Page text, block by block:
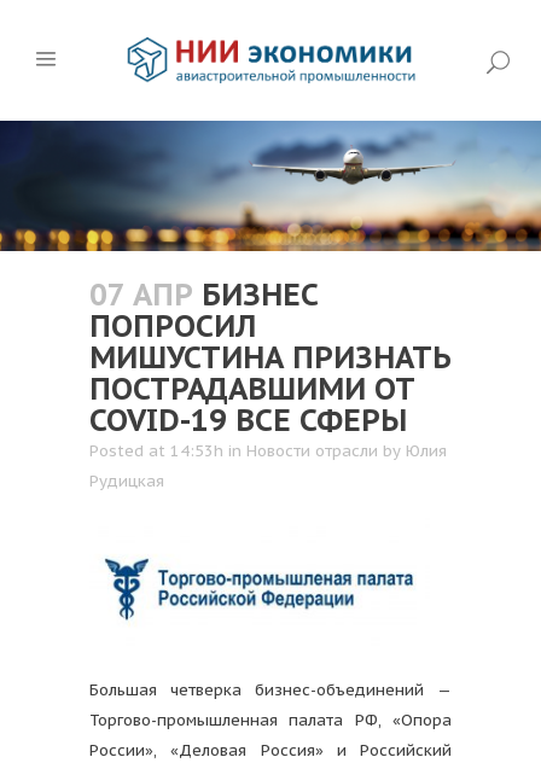
07 АПР БИЗНЕС
ПОПРОСИЛ
МИШУСТИНА ПРИЗНАТЬ
ПОСТРАДАВШИМИ ОТ
COVID-19 ВСЕ СФЕРЫ
Posted at 14:53h in Новости отрасли by Юлия
Рудицкая
Большая четверка бизнес-объединений —
Торгово-промышленная палата РФ, «Опора
России», «Деловая Россия» и Российский